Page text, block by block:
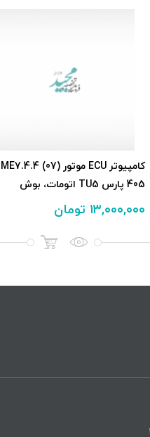
405 پارس TU5 اتومات، بوش
۱۳,۰۰۰,۰۰۰ تومان